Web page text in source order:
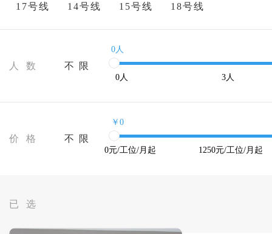
17号线 14号线 15号线 18号线
人 数 不 限
0人
0人 3人
价 格 不 限
￥0
0元/工位/月起 1250元/工位/月起
已 选